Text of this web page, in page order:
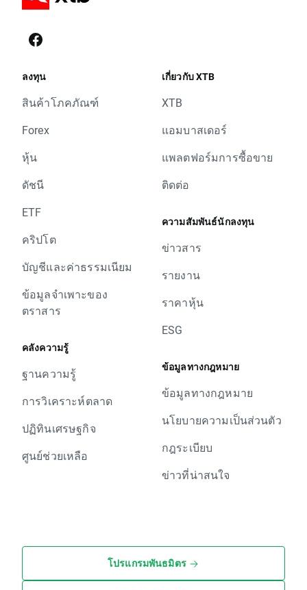
ลงทุน
สินค้าโภคภัณฑ์
Forex
หุ้น
ดัชนี
ETF
คริปโต
บัญชีและค่าธรรมเนียม
ข้อมูลจำเพาะของ
ตราสาร
คลังความรู้
ฐานความรู้
การวิเคราะห์ตลาด
ปฏิทินเศรษฐกิจ
ศูนย์ช่วยเหลือ
เกี่ยวกับ XTB
XTB
แอมบาสเดอร์
แพลตฟอร์มการซื้อขาย
ติดต่อ
ความสัมพันธ์นักลงทุน
ข่าวสาร
รายงาน
ราคาหุ้น
ESG
ข้อมูลทางกฎหมาย
ข้อมูลทางกฎหมาย
นโยบายความเป็นส่วนตัว
กฎระเบียบ
ข่าวที่น่าสนใจ
โปรแกรมพันธมิตร